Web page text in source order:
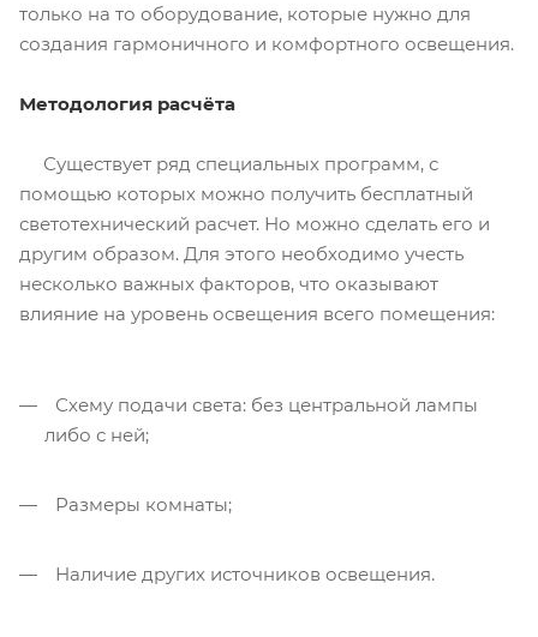
только на то оборудование, которые нужно для
создания гармоничного и комфортного освещения.
Методология расчёта
Существует ряд специальных программ, с
помощью которых можно получить бесплатный
светотехнический расчет. Но можно сделать его и
другим образом. Для этого необходимо учесть
несколько важных факторов, что оказывают
влияние на уровень освещения всего помещения:
Схему подачи света: без центральной лампы
либо с ней;
Размеры комнаты;
Наличие других источников освещения.